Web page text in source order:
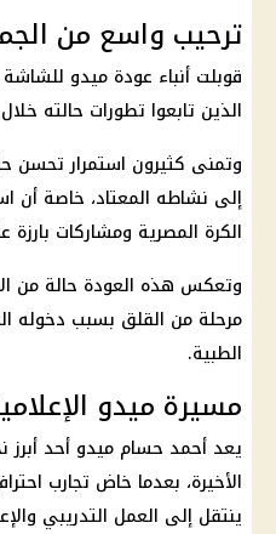
ترحيب واسع من
قوبلت أنباء عودة ميدو
الذين تابعوا تطورات حالته
وتمنى كثيرون استمرار تحسن
إلى نشاطه المعتاد، خاصة
الكرة المصرية ومشاركات
وتعكس هذه العودة حالة من
مرحلة من القلق بسبب دخوله
الطبية.
مسيرة ميدو
يعد أحمد حسام ميدو أحد أبرز
الأخيرة، بعدما خاض تجارب
ينتقل إلى العمل التدريبي